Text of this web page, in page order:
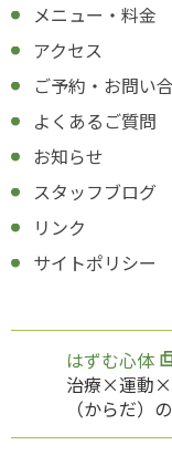
メニュー・料金
アクセス
ご予約・お問い
よくあるご質問
お知らせ
スタッフブログ
リンク
サイトポリシー
はずむ心体
治療×運動×
（からだ）